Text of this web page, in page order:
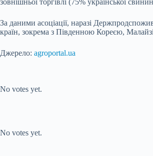
зовнішньої торгівлі (75% української
За даними асоціації, наразі
країн, зокрема з Південною Кореєю,
Джерело: agroportal.ua
No votes yet.
No votes yet.